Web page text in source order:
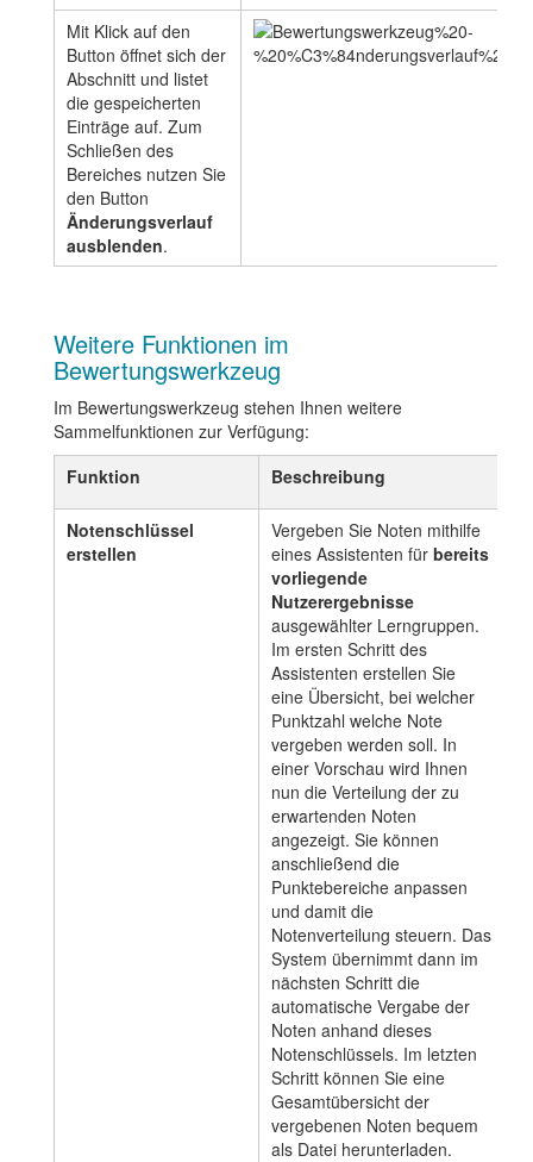
Mit Klick auf den
Button öffnet sich der
Abschnitt und listet
die gespeicherten
Einträge auf. Zum
Schließen des
Bereiches nutzen Sie
den Button
Änderungsverlauf
ausblenden.
Weitere Funktionen im
Bewertungswerkzeug
Im Bewertungswerkzeug stehen Ihnen weitere
Sammelfunktionen zur Verfügung:
Funktion
Beschreibung
Notenschlüssel
erstellen
Vergeben Sie Noten mithilfe
eines Assistenten fürbereits
vorliegende
Nutzerergebnisse
ausgewählter Lerngruppen.
Im ersten Schritt des
Assistenten erstellen Sie
eine Übersicht, bei welcher
Punktzahl welche Note
vergeben werden soll. In
einer Vorschau wird Ihnen
nun die Verteilung der zu
erwartenden Noten
angezeigt. Sie können
anschließend die
Punktebereiche anpassen
und damit die
Notenverteilung steuern. Das
System übernimmt dann im
nächsten Schritt die
automatische Vergabe der
Noten anhand dieses
Notenschlüssels. Im letzten
Schritt können Sie eine
Gesamtübersicht der
vergebenen Noten bequem
als Datei herunterladen.